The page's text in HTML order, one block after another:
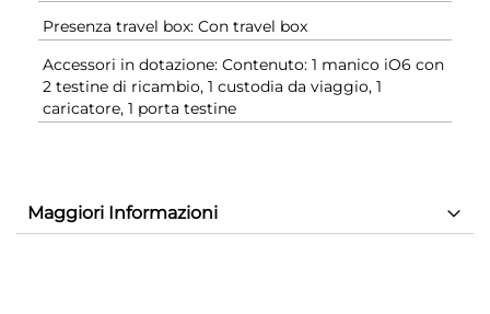
Presenza travel box: Con travel box
Accessori in dotazione: Contenuto: 1 manico iO6 con
2 testine di ricambio, 1 custodia da viaggio, 1
caricatore, 1 porta testine
Maggiori Informazioni